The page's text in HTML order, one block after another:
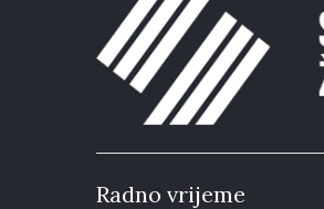
Radno vrijeme